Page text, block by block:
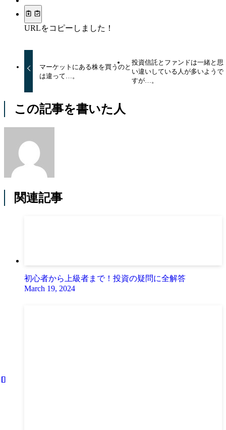
URLをコピーしました！
マーケットにある株を買うのと
は違って…。
投資信託とファンドは一緒と思
い違いしている人が多いようで
すが…。
この記事を書いた人
関連記事
初心者から上級者まで！投資の疑問に全解答
March 19, 2024